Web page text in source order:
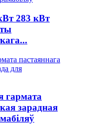
283 кВт
гармата
зарадная